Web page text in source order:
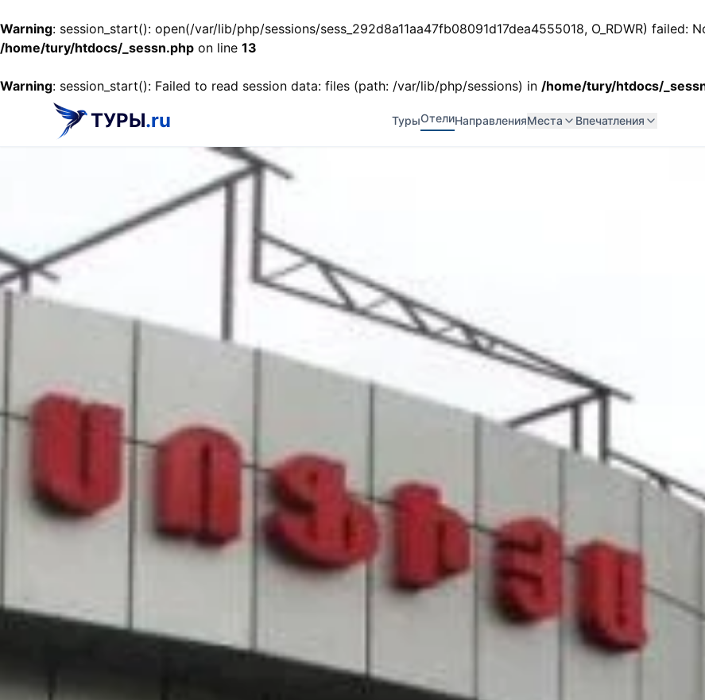
Warning: session_start(): open(/var/lib/php/sessions/sess_292d8a11aa47fb08091d17dea4555018, O_RDWR) failed:
/home/tury/htdocs/_sessn.php on line 13
Warning: session_start(): Failed to read session data: files (path: /var/lib/php/sessions) in /home/tury/htdocs/
ТУРЫ.ru ТурыОтелиНаправленияМеста Впечатления